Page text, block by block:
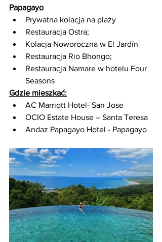
Papagayo
Prywatna kolacja na plaży
Restauracja Ostra;
Kolacja Noworoczna w El Jardín
Restauracja Rio Bhongo;
Restauracja Namare w hotelu Four
Seasons
Gdzie mieszkać:
AC Marriott Hotel- San Jose
OCIO Estate House – Santa Teresa
Andaz Papagayo Hotel - Papagayo